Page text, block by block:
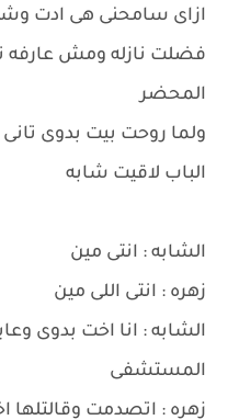
ازاى سامحنى هى ادت وشها
فضلت نازله ومش عارفه
المحضر
ولما روحت بيت بدوى
الباب لاقيت شابه
الشابه : انتى مين
زهره : انتى اللى مين
الشابه : انا اخت بدوى
المستشفى
زهره : اتصدمت وقالتلها